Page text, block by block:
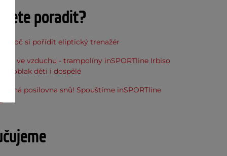
poradit?
proč si pořídit eliptický trenažér
ve vzduchu - trampolíny inSPORTline Irbiso
do oblak děti i dospělé
posilovna snů! Spouštíme inSPORTline